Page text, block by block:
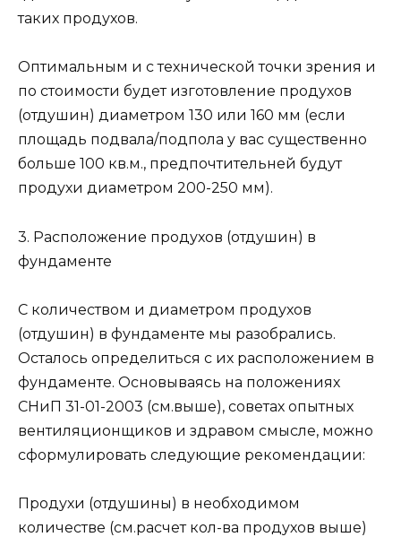
таких продухов.
Оптимальным и с технической точки зрения и
по стоимости будет изготовление продухов
(отдушин) диаметром 130 или 160 мм (если
площадь подвала/подпола у вас существенно
больше 100 кв.м., предпочтительней будут
продухи диаметром 200-250 мм).
3. Расположение продухов (отдушин) в
фундаменте
С количеством и диаметром продухов
(отдушин) в фундаменте мы разобрались.
Осталось определиться с их расположением в
фундаменте. Основываясь на положениях
СНиП 31-01-2003 (см.выше), советах опытных
вентиляционщиков и здравом смысле, можно
сформулировать следующие рекомендации:
Продухи (отдушины) в необходимом
количестве (см.расчет кол-ва продухов выше)